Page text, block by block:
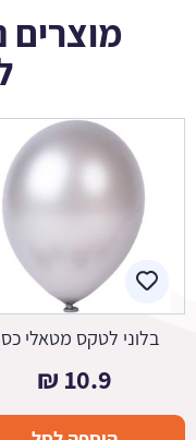
מוצרים
בלוני לטקס מטאלי
10.9
₪